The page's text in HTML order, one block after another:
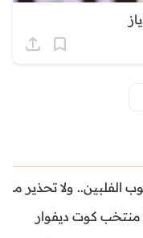
منتخب كوت ديفوار